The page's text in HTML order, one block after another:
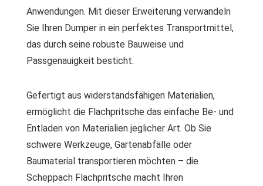
Anwendungen. Mit dieser Erweiterung verwandeln
Sie Ihren Dumper in ein perfektes Transportmittel,
das durch seine robuste Bauweise und
Passgenauigkeit besticht.
Gefertigt aus widerstandsfähigen Materialien,
ermöglicht die Flachpritsche das einfache Be- und
Entladen von Materialien jeglicher Art. Ob Sie
schwere Werkzeuge, Gartenabfälle oder
Baumaterial transportieren möchten – die
Scheppach Flachpritsche macht Ihren